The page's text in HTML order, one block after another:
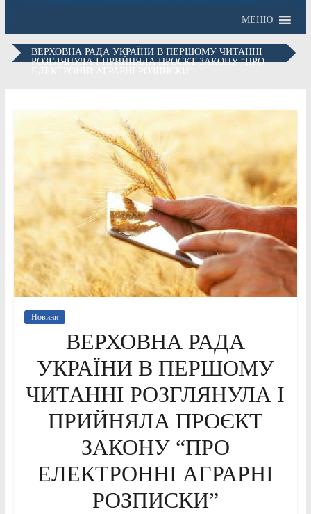
МЕНЮ
ВЕРХОВНА РАДА УКРАЇНИ В ПЕРШОМУ ЧИТАННІ
РОЗГЛЯНУЛА І ПРИЙНЯЛА ПРОЄКТ ЗАКОНУ “ПРО
Новини
ВЕРХОВНА РАДА
УКРАЇНИ В ПЕРШОМУ
ЧИТАННІ РОЗГЛЯНУЛА І
ПРИЙНЯЛА ПРОЄКТ
ЗАКОНУ “ПРО
ЕЛЕКТРОННІ АГРАРНІ
РОЗПИСКИ”